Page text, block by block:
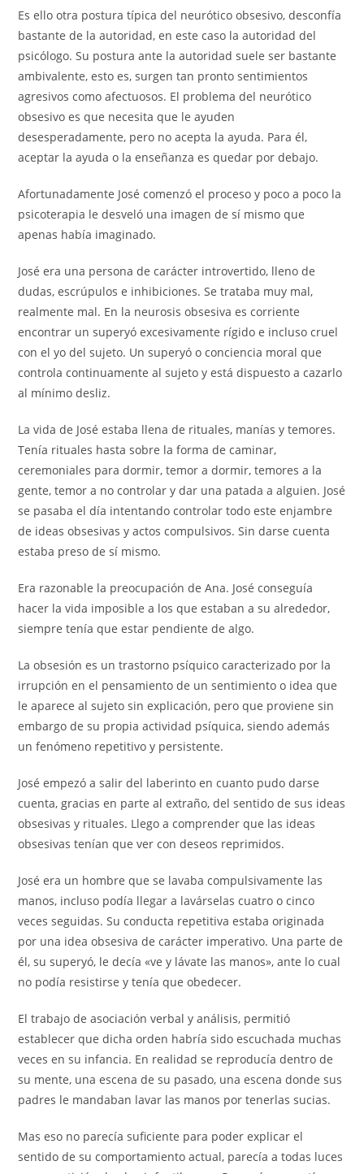
Es ello otra postura típica del neurótico obsesivo, desconfía
bastante de la autoridad, en este caso la autoridad del
psicólogo. Su postura ante la autoridad suele ser bastante
ambivalente, esto es, surgen tan pronto sentimientos
agresivos como afectuosos. El problema del neurótico
obsesivo es que necesita que le ayuden
desesperadamente, pero no acepta la ayuda. Para él,
aceptar la ayuda o la enseñanza es quedar por debajo.
Afortunadamente José comenzó el proceso y poco a poco la
psicoterapia le desveló una imagen de sí mismo que
apenas había imaginado.
José era una persona de carácter introvertido, lleno de
dudas, escrúpulos e inhibiciones. Se trataba muy mal,
realmente mal. En la neurosis obsesiva es corriente
encontrar un superyó excesivamente rígido e incluso cruel
con el yo del sujeto. Un superyó o conciencia moral que
controla continuamente al sujeto y está dispuesto a cazarlo
al mínimo desliz.
La vida de José estaba llena de rituales, manías y temores.
Tenía rituales hasta sobre la forma de caminar,
ceremoniales para dormir, temor a dormir, temores a la
gente, temor a no controlar y dar una patada a alguien. José
se pasaba el día intentando controlar todo este enjambre
de ideas obsesivas y actos compulsivos. Sin darse cuenta
estaba preso de sí mismo.
Era razonable la preocupación de Ana. José conseguía
hacer la vida imposible a los que estaban a su alrededor,
siempre tenía que estar pendiente de algo.
La obsesión es un trastorno psíquico caracterizado por la
irrupción en el pensamiento de un sentimiento o idea que
le aparece al sujeto sin explicación, pero que proviene sin
embargo de su propia actividad psíquica, siendo además
un fenómeno repetitivo y persistente.
José empezó a salir del laberinto en cuanto pudo darse
cuenta, gracias en parte al extraño, del sentido de sus ideas
obsesivas y rituales. Llego a comprender que las ideas
obsesivas tenían que ver con deseos reprimidos.
José era un hombre que se lavaba compulsivamente las
manos, incluso podía llegar a lavárselas cuatro o cinco
veces seguidas. Su conducta repetitiva estaba originada
por una idea obsesiva de carácter imperativo. Una parte de
él, su superyó, le decía «ve y lávate las manos», ante lo cual
no podía resistirse y tenía que obedecer.
El trabajo de asociación verbal y análisis, permitió
establecer que dicha orden habría sido escuchada muchas
veces en su infancia. En realidad se reproducía dentro de
su mente, una escena de su pasado, una escena donde sus
padres le mandaban lavar las manos por tenerlas sucias.
Mas eso no parecía suficiente para poder explicar el
sentido de su comportamiento actual, parecía a todas luces